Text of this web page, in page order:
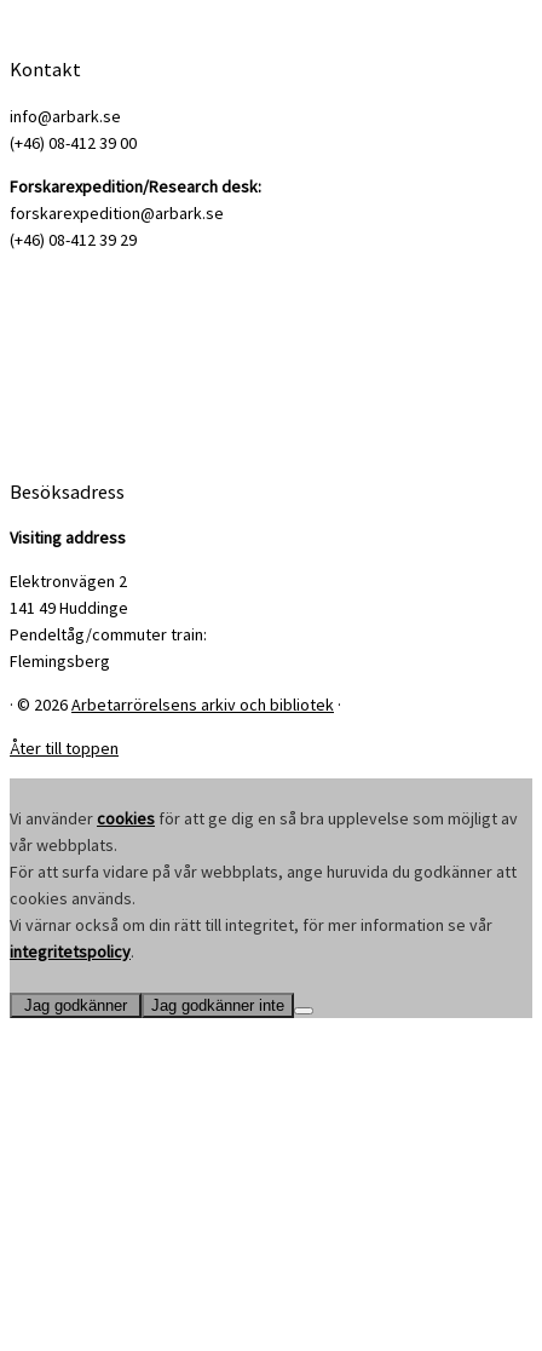
Kontakt
info@arbark.se
(+46) 08-412 39 00
Forskarexpedition/Research desk:
forskarexpedition@arbark.se
(+46) 08-412 39 29
Besöksadress
Visiting address
Elektronvägen 2
141 49 Huddinge
Pendeltåg/commuter train:
Flemingsberg
· © 2026Arbetarrörelsens arkiv och bibliotek ·
Åter till toppen
Vi användercookies för att ge dig en så bra upplevelse som möjligt av
vår webbplats.
För att surfa vidare på vår webbplats, ange huruvida du godkänner att
cookies används.
Vi värnar också om din rätt till integritet, för mer information se vår
integritetspolicy.
Jag godkänner Jag godkänner inte